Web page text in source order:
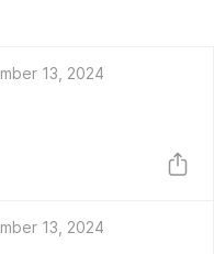
13, 2024
13, 2024